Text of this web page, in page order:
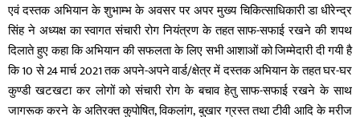
एवं दस्तक अभियान के शुभाम्भ के अवसर पर अपर मुख्य चिकित्साधिकारी डा धीरेन्द्र
सिंह ने अध्यक्ष का स्वागत संचारी रोग नियंत्रण के तहत साफ-सफाई रखने की शपथ
दिलाते हुए कहा कि अभियान की सफलता के लिए सभी आशाओं को जिम्मेदारी दी गयी है
कि 10 से 24 मार्च 2021 तक अपने-अपने वार्ड/क्षेत्र में दस्तक अभियान के तहत घर-घर
कुण्डी खटखटा कर लोगों को संचारी रोग के बचाव हेतु साफ-सफाई रखने के साथ
जागरूक करने के अतिरक्त कुपोषित, विकलांग, बुखार ग्रस्त तथा टीवी आदि के मरीज